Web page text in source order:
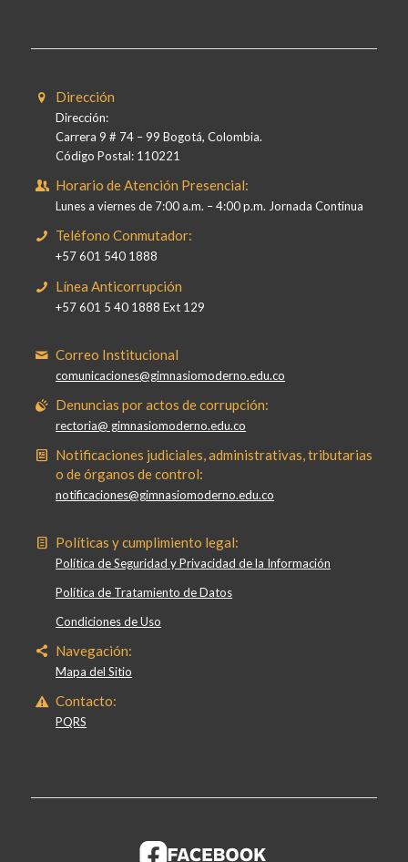
Dirección
Dirección:
Carrera 9 # 74 – 99 Bogotá, Colombia.
Código Postal: 110221
Horario de Atención Presencial:
Lunes a viernes de 7:00 a.m. – 4:00 p.m. Jornada Continua
Teléfono Conmutador:
+57 601 540 1888
Línea Anticorrupción
+57 601 5 40 1888 Ext 129
Correo Institucional
comunicaciones@gimnasiomoderno.edu.co
Denuncias por actos de corrupción:
rectoria@ gimnasiomoderno.edu.co
Notificaciones judiciales, administrativas, tributarias
o de órganos de control:
notificaciones@gimnasiomoderno.edu.co
Políticas y cumplimiento legal:
Política de Seguridad y Privacidad de la Información
Política de Tratamiento de Datos
Condiciones de Uso
Navegación:
Mapa del Sitio
Contacto:
PQRS